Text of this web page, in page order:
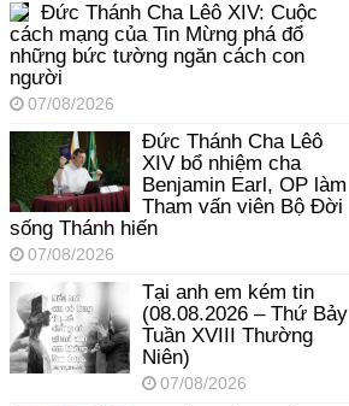
Đức Thánh Cha Lêô XIV: Cuộc
cách mạng của Tin Mừng phá đổ
những bức tường ngăn cách con
người
07/08/2026
Đức Thánh Cha Lêô
XIV bổ nhiệm cha
Benjamin Earl, OP làm
Tham vấn viên Bộ Đời
sống Thánh hiến
07/08/2026
Tại anh em kém tin
(08.08.2026 – Thứ Bảy
Tuần XVIII Thường
Niên)
07/08/2026